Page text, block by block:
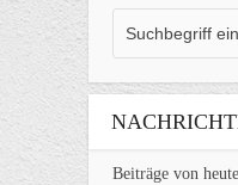
Beiträge von heute